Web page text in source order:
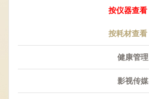
按仪器查看
按耗材查看
健康管理
影视传媒